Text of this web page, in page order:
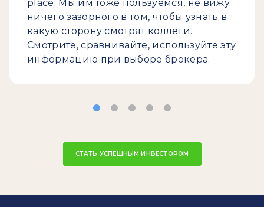
place. Мы им тоже пользуемся, не вижу
ничего зазорного в том, чтобы узнать в
какую сторону смотрят коллеги.
Смотрите, сравнивайте, используйте эту
информацию при выборе брокера.
СТАТЬ УСПЕШНЫМ ИНВЕСТОРОМ